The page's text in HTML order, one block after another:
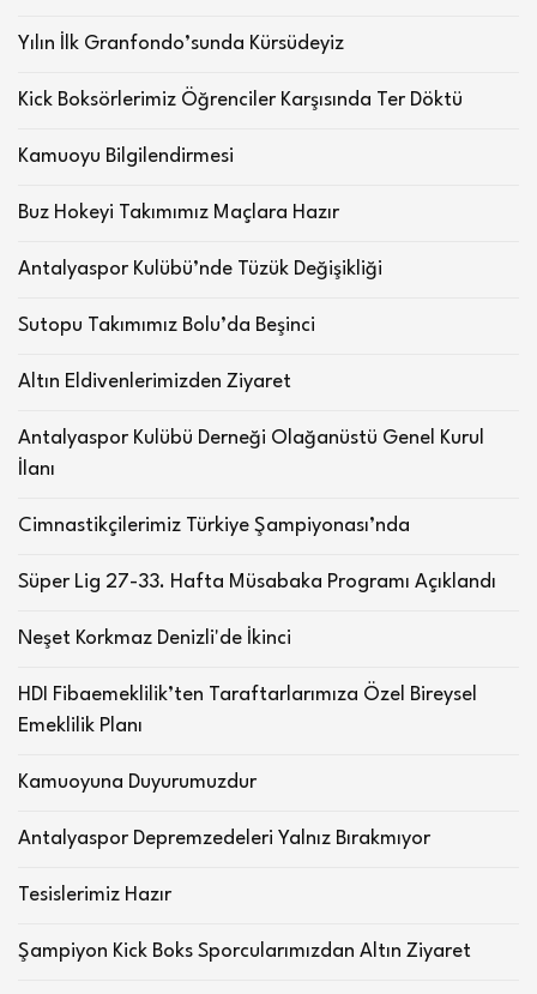
Yılın İlk Granfondo’sunda Kürsüdeyiz
Kick Boksörlerimiz Öğrenciler Karşısında Ter Döktü
Kamuoyu Bilgilendirmesi
Buz Hokeyi Takımımız Maçlara Hazır
Antalyaspor Kulübü’nde Tüzük Değişikliği
Sutopu Takımımız Bolu’da Beşinci
Altın Eldivenlerimizden Ziyaret
Antalyaspor Kulübü Derneği Olağanüstü Genel Kurul
İlanı
Cimnastikçilerimiz Türkiye Şampiyonası’nda
Süper Lig 27-33. Hafta Müsabaka Programı Açıklandı
Neşet Korkmaz Denizli'de İkinci
HDI Fibaemeklilik’ten Taraftarlarımıza Özel Bireysel
Emeklilik Planı
Kamuoyuna Duyurumuzdur
Antalyaspor Depremzedeleri Yalnız Bırakmıyor
Tesislerimiz Hazır
Şampiyon Kick Boks Sporcularımızdan Altın Ziyaret